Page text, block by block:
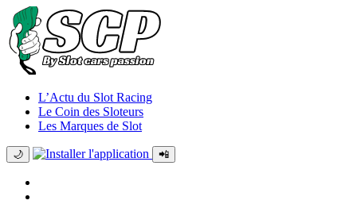
L’Actu du Slot Racing
Le Coin des Sloteurs
Les Marques de Slot
🌙 📲